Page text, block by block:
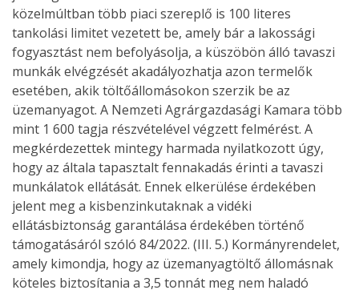
közelmúltban több piaci szereplő is 100 literes
tankolási limitet vezetett be, amely bár a lakossági
fogyasztást nem befolyásolja, a küszöbön álló tavaszi
munkák elvégzését akadályozhatja azon termelők
esetében, akik töltőállomásokon szerzik be az
üzemanyagot. A Nemzeti Agrárgazdasági Kamara több
mint 1 600 tagja részvételével végzett felmérést. A
megkérdezettek mintegy harmada nyilatkozott úgy,
hogy az általa tapasztalt fennakadás érinti a tavaszi
munkálatok ellátását. Ennek elkerülése érdekében
jelent meg a kisbenzinkutaknak a vidéki
ellátásbiztonság garantálása érdekében történő
támogatásáról szóló 84/2022. (III. 5.) Kormányrendelet,
amely kimondja, hogy az üzemanyagtöltő állomásnak
köteles biztosítania a 3,5 tonnát meg nem haladó